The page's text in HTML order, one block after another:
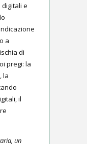
e
a
di
pregi: la
la
il
un